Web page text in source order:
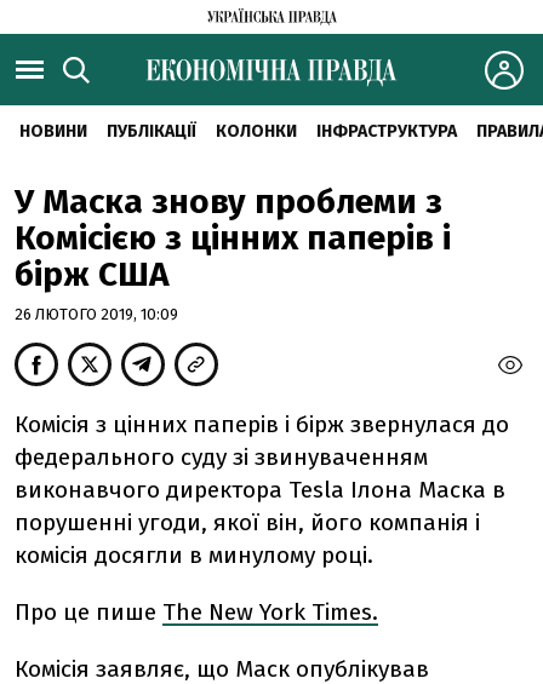
НОВИНИ ПУБЛІКАЦІЇ КОЛОНКИ ІНФРАСТРУКТУРА
У Маска знову проблеми з
Комісією з цінних паперів і
бірж США
26 ЛЮТОГО 2019, 10:09
Комісія з цінних паперів і бірж звернулася до
федерального суду зі звинуваченням
виконавчого директора Tesla Ілона Маска в
порушенні угоди, якої він, його компанія і
комісія досягли в минулому році.
Про це пише The New York Times.
Комісія заявляє, що Маск опублікував